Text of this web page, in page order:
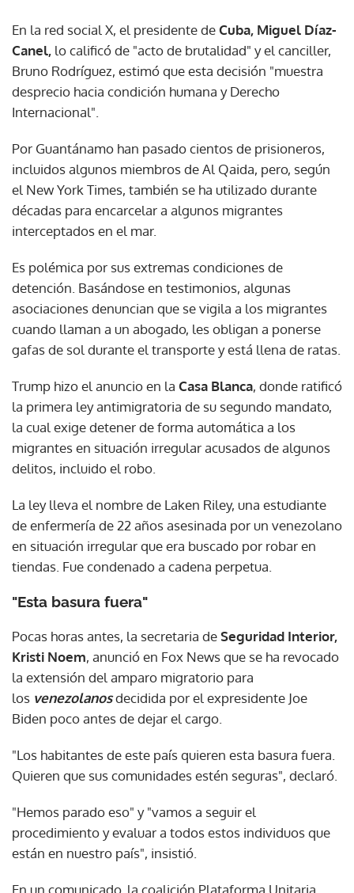
En la red social X, el presidente deCuba, Miguel Díaz-
Canel, lo calificó de "acto de brutalidad" y el canciller,
Bruno Rodríguez, estimó que esta decisión "muestra
desprecio hacia condición humana y Derecho
Internacional".
Por Guantánamo han pasado cientos de prisioneros,
incluidos algunos miembros de Al Qaida, pero, según
el New York Times, también se ha utilizado durante
décadas para encarcelar a algunos migrantes
interceptados en el mar.
Es polémica por sus extremas condiciones de
detención. Basándose en testimonios, algunas
asociaciones denuncian que se vigila a los migrantes
cuando llaman a un abogado, les obligan a ponerse
gafas de sol durante el transporte y está llena de ratas.
Trump hizo el anuncio en la Casa Blanca, donde ratificó
la primera ley antimigratoria de su segundo mandato,
la cual exige detener de forma automática a los
migrantes en situación irregular acusados de algunos
delitos, incluido el robo.
La ley lleva el nombre de Laken Riley, una estudiante
de enfermería de 22 años asesinada por un venezolano
en situación irregular que era buscado por robar en
tiendas. Fue condenado a cadena perpetua.
"Esta basura fuera"
Pocas horas antes, la secretaria deSeguridad Interior,
Kristi Noem, anunció en Fox News que se ha revocado
la extensión del amparo migratorio para
los venezolanosdecidida por el expresidente Joe
Biden poco antes de dejar el cargo.
"Los habitantes de este país quieren esta basura fuera.
Quieren que sus comunidades estén seguras", declaró.
"Hemos parado eso" y "vamos a seguir el
procedimiento y evaluar a todos estos individuos que
están en nuestro país", insistió.
En un comunicado, la coalición Plataforma Unitaria